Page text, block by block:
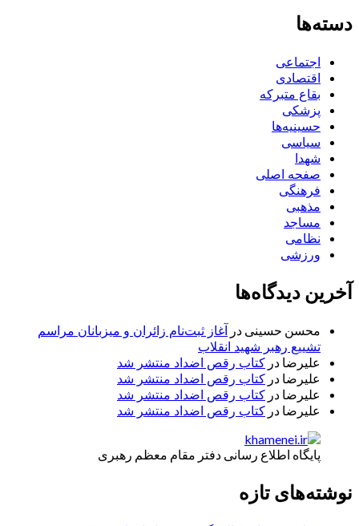
دسته‌ها
اجتماعی
اقتصادی
بقاع متبرکه
پزشکی
حسینیه‌ها
سیاسی
شهدا
صفحه اصلی
فرهنگی
مذهبی
مساجد
نظامی
ورزشی
آخرین دیدگاه‌ها
محسن حسینی در آغاز ثبت‌نام زائران و میزبانان مراسم
تشییع رهبر شهید انقلاب
علیرضا در کتاب رقص اضداد منتشر شد
علیرضا در کتاب رقص اضداد منتشر شد
علیرضا در کتاب رقص اضداد منتشر شد
علیرضا در کتاب رقص اضداد منتشر شد
پایگاه اطلاع رسانی دفتر مقام معظم رهبری
نوشته‌های تازه